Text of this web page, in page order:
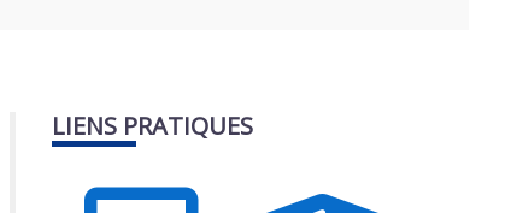
LIENS PRATIQUES